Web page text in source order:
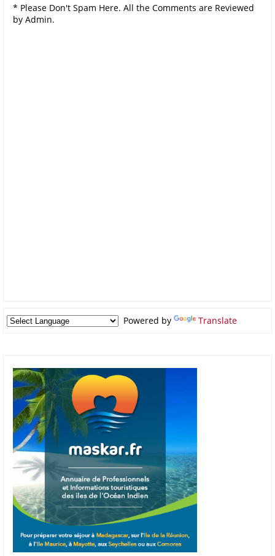
* Please Don't Spam Here. All the Comments are Reviewed
by Admin.
Powered by Translate